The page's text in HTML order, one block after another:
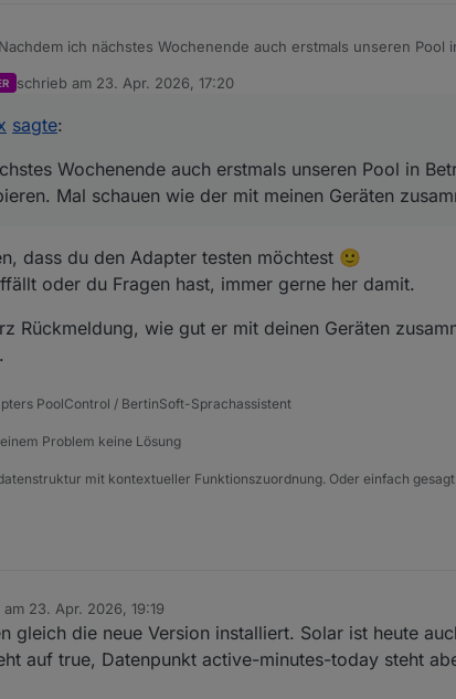
Nachdem ich nächstes Wochenende auch erstmals unseren
schrieb am 23. Apr. 2026, 17:20
zuletzt editiert von
sagte:
Wochenende auch erstmals unseren Pool in
Mal schauen wie der mit meinen Geräten
dass du den Adapter testen möchtest 🙂
oder du Fragen hast, immer gerne her damit.
Rückmeldung, wie gut er mit deinen Geräten
PoolControl / BertinSoft-Sprachassistent
Problem keine Lösung
mit kontextueller Funktionszuordnung. Oder einfach
am 23. Apr. 2026, 19:19
von
gleich die neue Version installiert. Solar ist heute
auf true, Datenpunkt active-minutes-today steht